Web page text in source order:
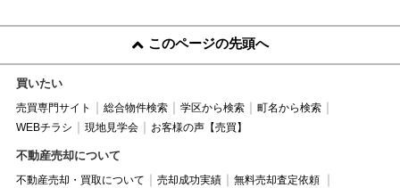
このページの先頭へ
買いたい
売買専門サイト 総合物件検索 学区から検索
町名から検索
WEBチラシ
現地見学会 お客様の声【売買】
不動産売却について
不動産売却・買取について 売却成功実績
無料売却査定依頼